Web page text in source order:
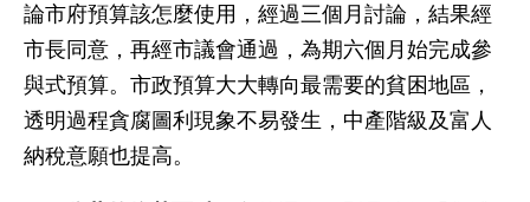
論市府預算該怎麼使用，經過三個月討論，結果經
市長同意，再經市議會通過，為期六個月始完成參
與式預算。市政預算大大轉向最需要的貧困地區，
透明過程貪腐圖利現象不易發生，中產階級及富人
納稅意願也提高。